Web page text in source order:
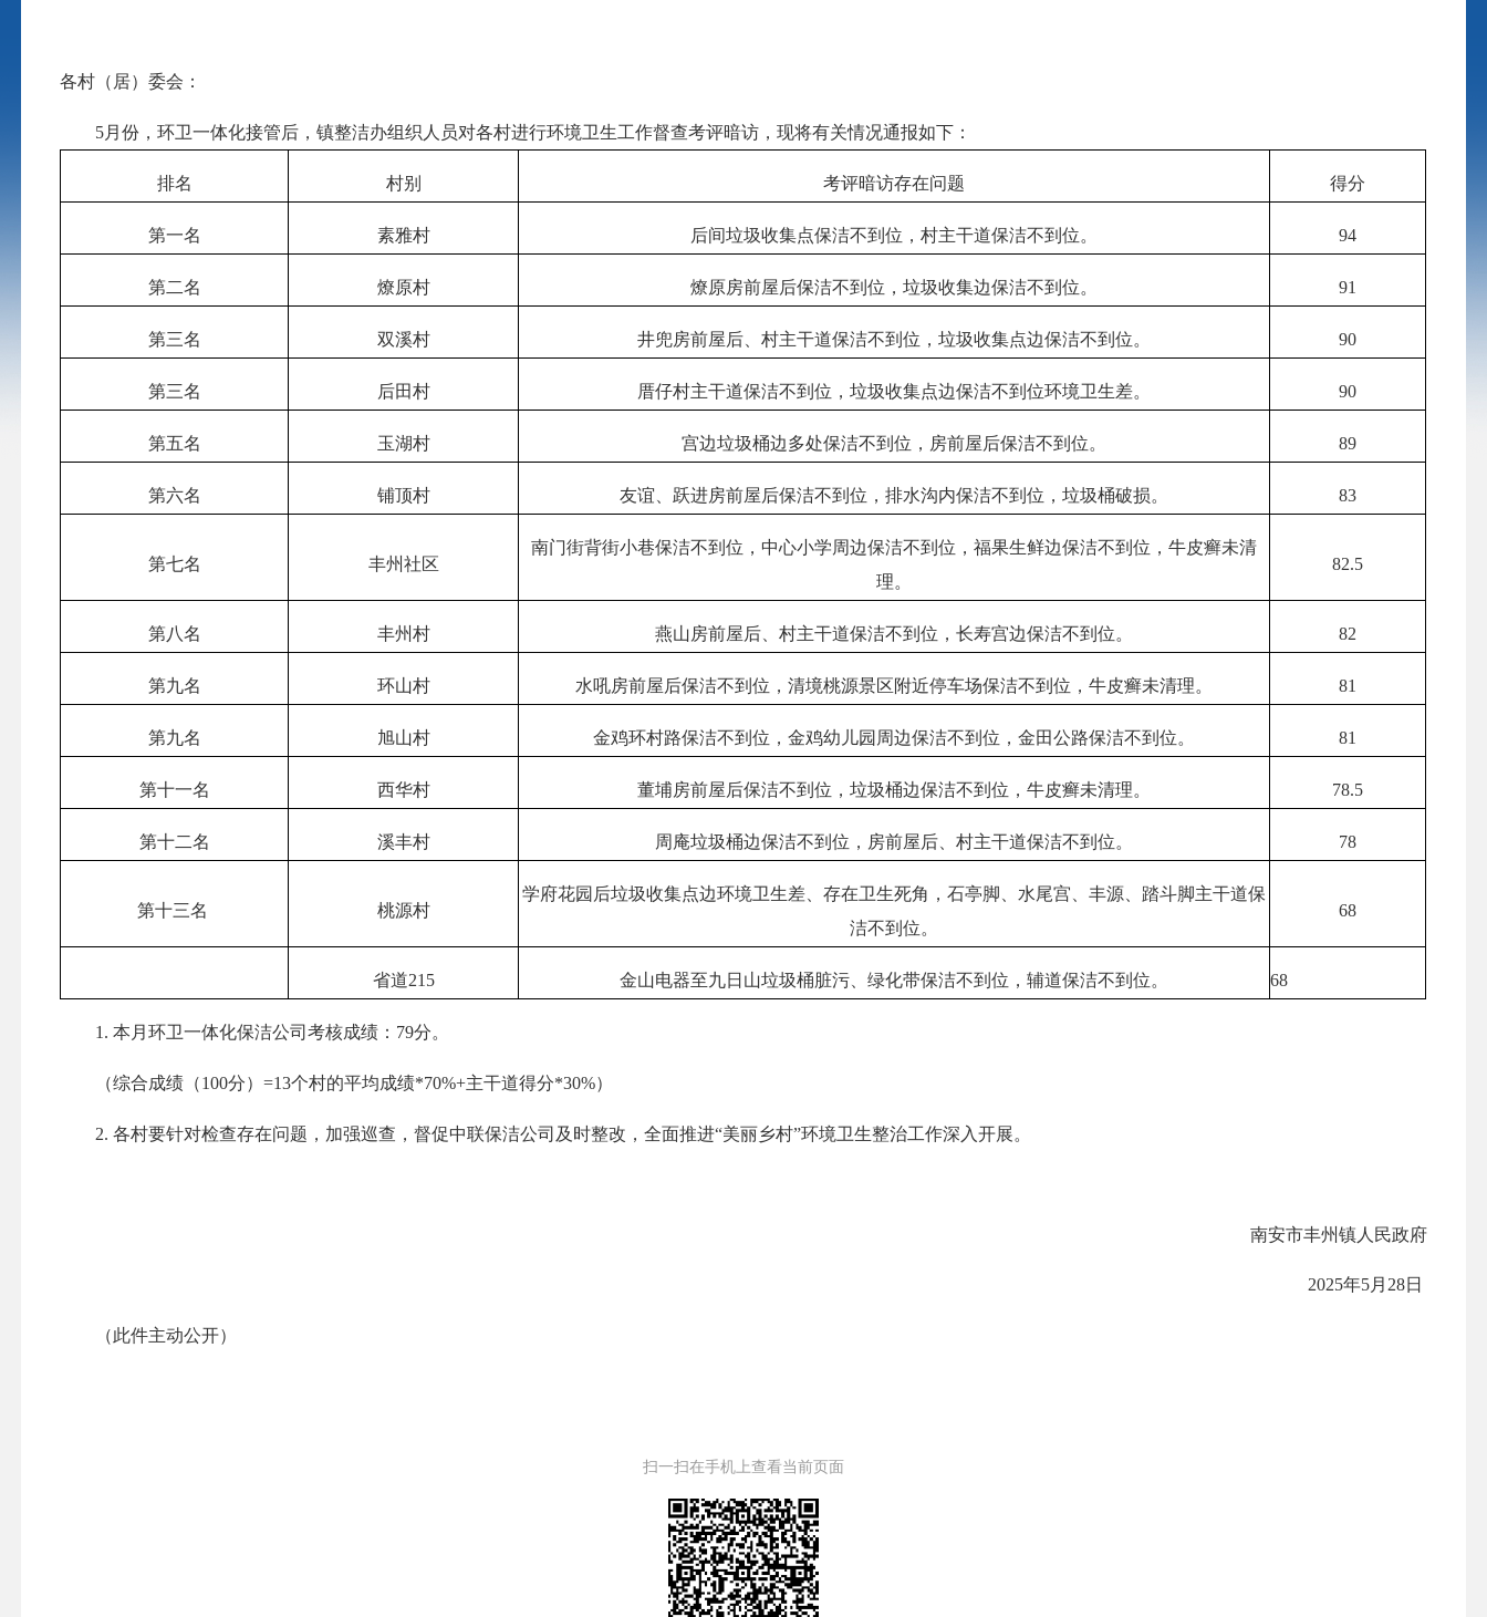
各村（居）委会：
5月份，环卫一体化接管后，镇整洁办组织人员对各村进行环境卫生工作督查考评暗访，现将有关情况通报如下：
排名 村别 考评暗访存在问题 得分
第一名 素雅村 后间垃圾收集点保洁不到位，村主干道保洁不到位。 94
第二名 燎原村 燎原房前屋后保洁不到位，垃圾收集边保洁不到位。 91
第三名 双溪村 井兜房前屋后、村主干道保洁不到位，垃圾收集点边保洁不到位。 90
第三名 后田村 厝仔村主干道保洁不到位，垃圾收集点边保洁不到位环境卫生差。 90
第五名 玉湖村 宫边垃圾桶边多处保洁不到位，房前屋后保洁不到位。 89
第六名 铺顶村 友谊、跃进房前屋后保洁不到位，排水沟内保洁不到位，垃圾桶破损。 83
第七名 丰州社区
南门街背街小巷保洁不到位，中心小学周边保洁不到位，福果生鲜边保洁不到位，牛皮癣未清
理。
82.5
第八名 丰州村 燕山房前屋后、村主干道保洁不到位，长寿宫边保洁不到位。 82
第九名 环山村 水吼房前屋后保洁不到位，清境桃源景区附近停车场保洁不到位，牛皮癣未清理。 81
第九名 旭山村 金鸡环村路保洁不到位，金鸡幼儿园周边保洁不到位，金田公路保洁不到位。 81
第十一名 西华村 董埔房前屋后保洁不到位，垃圾桶边保洁不到位，牛皮癣未清理。 78.5
第十二名 溪丰村 周庵垃圾桶边保洁不到位，房前屋后、村主干道保洁不到位。 78
第十三名 桃源村
学府花园后垃圾收集点边环境卫生差、存在卫生死角，石亭脚、水尾宫、丰源、踏斗脚主干道保
洁不到位。
68
省道215 金山电器至九日山垃圾桶脏污、绿化带保洁不到位，辅道保洁不到位。 68
1. 本月环卫一体化保洁公司考核成绩：79分。
（综合成绩（100分）=13个村的平均成绩*70%+主干道得分*30%）
2. 各村要针对检查存在问题，加强巡查，督促中联保洁公司及时整改，全面推进“美丽乡村”环境卫生整治工作深入开展。
南安市丰州镇人民政府
2025年5月28日
（此件主动公开）
扫一扫在手机上查看当前页面